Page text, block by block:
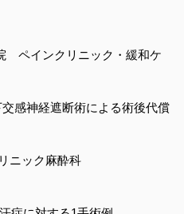
インクリニック・緩和ケ
感神経遮断術による術後代償
ニック麻酔科